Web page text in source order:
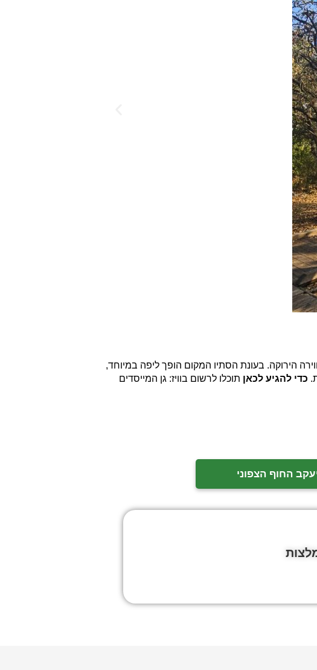
הירוקה. בעונת הסתיו המקום הופך ליפה במיוחד,
כדי להגיע לכאן תוכלו לרשום בוויז: גן המייסדים
החוף הצפוני